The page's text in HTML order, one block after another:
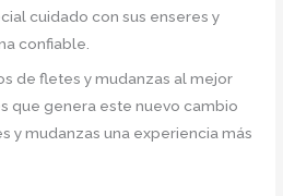
cuidado con sus enseres y
confiable.
de fletes y mudanzas al mejor
que genera este nuevo cambio
y mudanzas una experiencia más